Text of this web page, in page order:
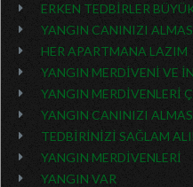
ERKEN TEDBİRLER
YANGIN CANINIZI
HER APARTMANA LAZIM
YANGIN MERDİVENİ VE
YANGIN MERDİVENLERİ
YANGIN CANINIZI
TEDBİRİNİZİ SAĞLAM
YANGIN MERDİVENLERİ
YANGIN VAR